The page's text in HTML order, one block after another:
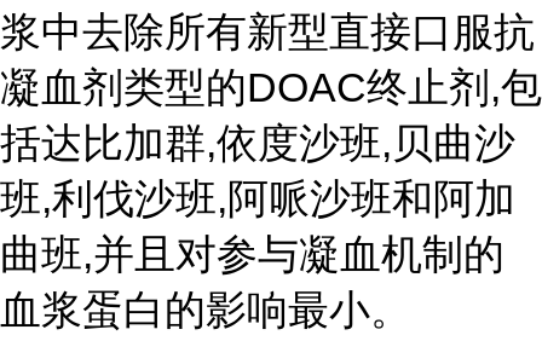
浆中去除所有新型直接口服抗
凝血剂类型的DOAC终止剂,包
括达比加群,依度沙班,贝曲沙
班,利伐沙班,阿哌沙班和阿加
曲班,并且对参与凝血机制的
血浆蛋白的影响最小。